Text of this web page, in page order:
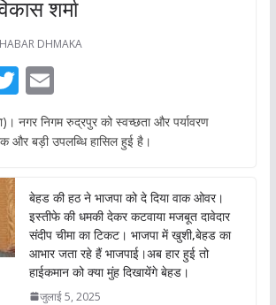
शर्मा
DHMAKA
T
w
itt
E
m
ai
नगर निगम रुद्रपुर को स्वच्छता और पर्यावरण
और बड़ी उपलब्धि हासिल हुई है।
बेहड की हठ ने भाजपा को दे दिया वाक ओवर।
इस्तीफे की धमकी देकर कटवाया मजबूत दावेदार
संदीप चीमा का टिकट। भाजपा में खुशी,बेहड का
आभार जता रहे हैं भाजपाई।अब हार हुई तो
हाईकमान को क्या मुंह दिखायेंगे बेहड।
जुलाई 5, 2025